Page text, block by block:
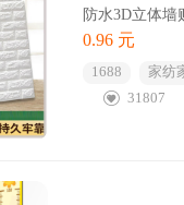
防水3D立体
0.96 元
1688 家纺
31807